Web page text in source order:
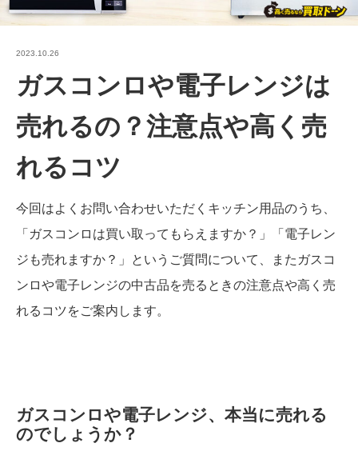
2023.10.26
ガスコンロや電子レンジは
売れるの？注意点や高く売
れるコツ
今回はよくお問い合わせいただくキッチン用品のうち、
「ガスコンロは買い取ってもらえますか？」「電子レン
ジも売れますか？」というご質問について、またガスコ
ンロや電子レンジの中古品を売るときの注意点や高く売
れるコツをご案内します。
ガスコンロや電子レンジ、本当に売れる
のでしょうか？